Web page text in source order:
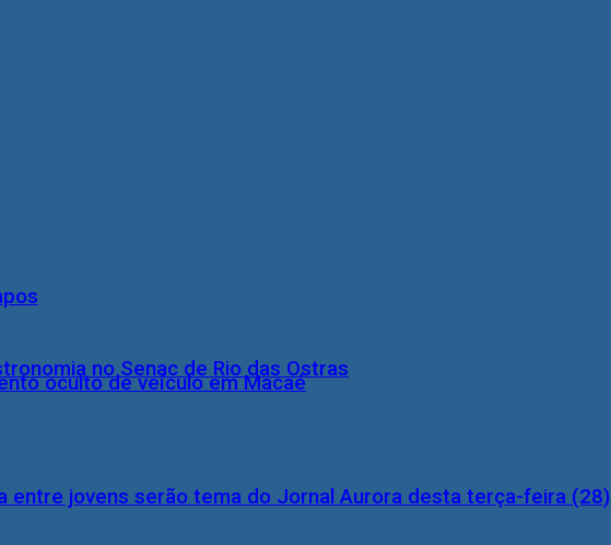
no Senac de Rio das Ostras
entre jovens serão tema do Jornal Aurora desta terça-feira (28)
oculto de veículo em Macaé